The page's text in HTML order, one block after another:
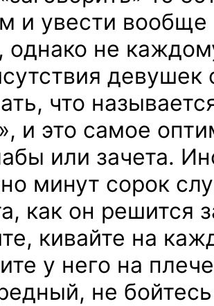
и увести вообще
однако не
девушек
что
и это самое
или зачета.
минут сорок
как он решится
кивайте на
у него на
не бойтесь